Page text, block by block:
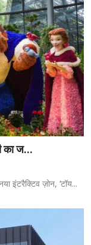
का ज...
इंटरैक्टिव ज़ोन, ‘टॉय...